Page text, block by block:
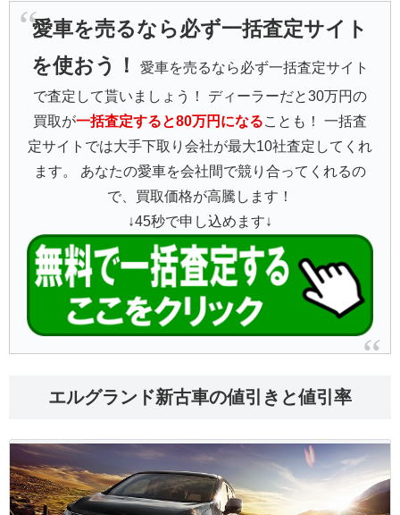
愛車を売るなら必ず一括査定サイト
を使おう！
愛車を売るなら必ず一括査定サイト
で査定して貰いましょう！ ディーラーだと30万円の
買取が一括査定すると80万円になることも！ 一括査
定サイトでは大手下取り会社が最大10社査定してくれ
ます。 あなたの愛車を会社間で競り合ってくれるの
で、買取価格が高騰します！
↓45秒で申し込めます↓
エルグランド新古車の値引きと値引率